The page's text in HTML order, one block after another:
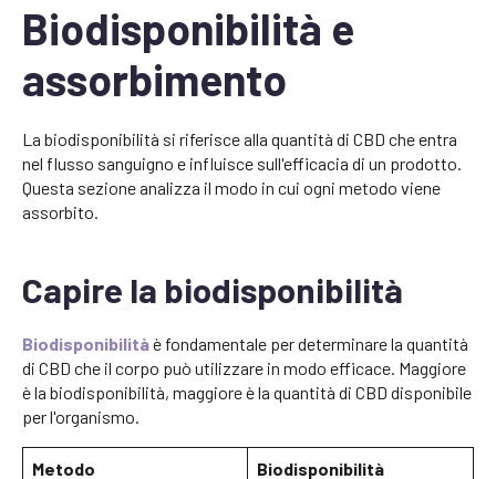
Biodisponibilità e
assorbimento
La biodisponibilità si riferisce alla quantità di CBD che entra
nel flusso sanguigno e influisce sull'efficacia di un prodotto.
Questa sezione analizza il modo in cui ogni metodo viene
assorbito.
Capire la biodisponibilità
Biodisponibilitàè fondamentale per determinare la quantità
di CBD che il corpo può utilizzare in modo efficace. Maggiore
è la biodisponibilità, maggiore è la quantità di CBD disponibile
per l'organismo.
Metodo Biodisponibilità